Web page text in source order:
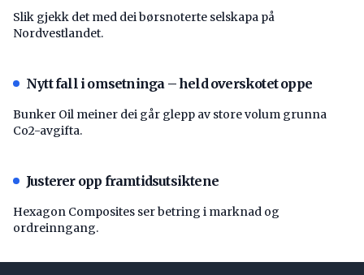
Slik gjekk det med dei børsnoterte selskapa på
Nordvestlandet.
Nytt fall i omsetninga – held overskotet oppe
Bunker Oil meiner dei går glepp av store volum grunna
Co2-avgifta.
Justerer opp framtidsutsiktene
Hexagon Composites ser betring i marknad og
ordreinngang.